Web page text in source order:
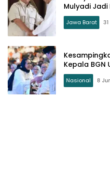
Mulyadi
Jawa Barat
Kepala BGN
Nasional 8